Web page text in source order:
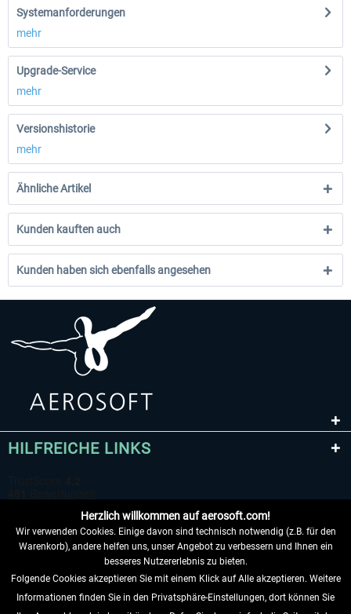
Systemanforderungen
mehr
Upgrade-Service
mehr
Versionshistorie
mehr
Ähnliche Artikel
Kunden kauften auch
Kunden haben sich ebenfalls angesehen
HILFREICHE LINKS
VERTRAG WIDERRUFEN
Herzlich willkommen auf aerosoft.com!
Wir verwenden Cookies. Einige davon sind technisch notwendig (z.B. für den
Warenkorb), andere helfen uns, unser Angebot zu verbessern und Ihnen ein
besseres Nutzererlebnis zu bieten.
Folgende Cookies akzeptieren Sie mit einem Klick auf Alle akzeptieren. Weitere
Informationen finden Sie in den Privatsphäre-Einstellungen, dort können Sie